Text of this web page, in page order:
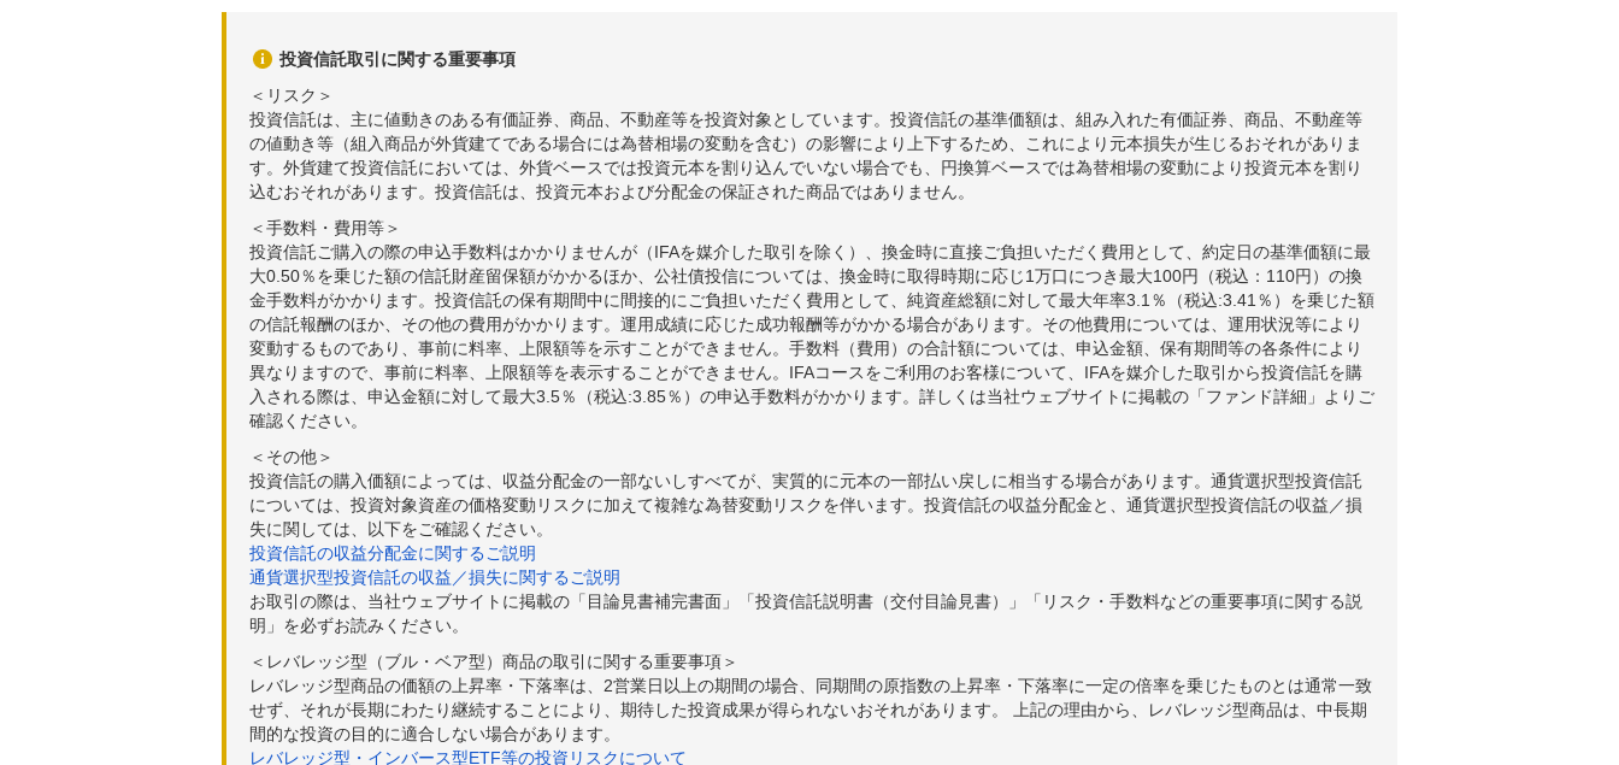
投資信託取引に関する重要事項
＜リスク＞
投資信託は、主に値動きのある有価証券、商品、不動産等を投資対象としています。投資信託の基準価額は、組み入れた有価証券、商品、不動産等
の値動き等（組入商品が外貨建てである場合には為替相場の変動を含む）の影響により上下するため、これにより元本損失が生じるおそれがありま
す。外貨建て投資信託においては、外貨ベースでは投資元本を割り込んでいない場合でも、円換算ベースでは為替相場の変動により投資元本を割り
込むおそれがあります。投資信託は、投資元本および分配金の保証された商品ではありません。
＜手数料・費用等＞
投資信託ご購入の際の申込手数料はかかりませんが（IFAを媒介した取引を除く）、換金時に直接ご負担いただく費用として、約定日の基準価額に最
大0.50％を乗じた額の信託財産留保額がかかるほか、公社債投信については、換金時に取得時期に応じ1万口につき最大100円（税込：110円）の換
金手数料がかかります。投資信託の保有期間中に間接的にご負担いただく費用として、純資産総額に対して最大年率3.1％（税込:3.41％）を乗じた額
の信託報酬のほか、その他の費用がかかります。運用成績に応じた成功報酬等がかかる場合があります。その他費用については、運用状況等により
変動するものであり、事前に料率、上限額等を示すことができません。手数料（費用）の合計額については、申込金額、保有期間等の各条件により
異なりますので、事前に料率、上限額等を表示することができません。IFAコースをご利用のお客様について、IFAを媒介した取引から投資信託を購
入される際は、申込金額に対して最大3.5％（税込:3.85％）の申込手数料がかかります。詳しくは当社ウェブサイトに掲載の「ファンド詳細」よりご
確認ください。
＜その他＞
投資信託の購入価額によっては、収益分配金の一部ないしすべてが、実質的に元本の一部払い戻しに相当する場合があります。通貨選択型投資信託
については、投資対象資産の価格変動リスクに加えて複雑な為替変動リスクを伴います。投資信託の収益分配金と、通貨選択型投資信託の収益／損
失に関しては、以下をご確認ください。
投資信託の収益分配金に関するご説明
通貨選択型投資信託の収益／損失に関するご説明
お取引の際は、当社ウェブサイトに掲載の「目論見書補完書面」「投資信託説明書（交付目論見書）」「リスク・手数料などの重要事項に関する説
明」を必ずお読みください。
＜レバレッジ型（ブル・ベア型）商品の取引に関する重要事項＞
レバレッジ型商品の価額の上昇率・下落率は、2営業日以上の期間の場合、同期間の原指数の上昇率・下落率に一定の倍率を乗じたものとは通常一致
せず、それが長期にわたり継続することにより、期待した投資成果が得られないおそれがあります。 上記の理由から、レバレッジ型商品は、中長期
間的な投資の目的に適合しない場合があります。
レバレッジ型・インバース型ETF等の投資リスクについて